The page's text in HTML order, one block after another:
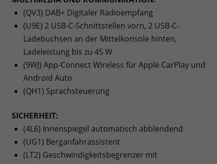
(QV3) DAB+ Digitaler Radioempfang
(U9E) 2 USB-C-Schnittstellen vorn, 2 USB-C-
Ladebuchsen an der Mittelkonsole hinten,
Ladeleistung bis zu 45 W
(9WJ) App-Connect Wireless für Apple CarPlay und
Android Auto
(QH1) Sprachsteuerung
SICHERHEIT:
(4L6) Innenspiegel automatisch abblendend
(UG1) Berganfahrassistent
(LT2) Geschwindigkeitsbegrenzer mit